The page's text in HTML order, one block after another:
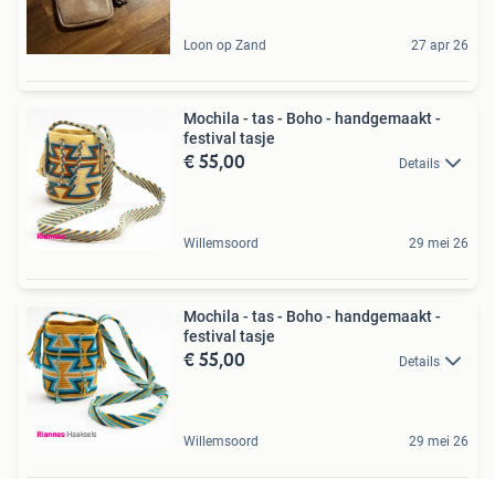
Loon op Zand 27 apr 26
Mochila - tas - Boho - handgemaakt -
festival tasje
€ 55,00 Details
Willemsoord 29 mei 26
Mochila - tas - Boho - handgemaakt -
festival tasje
€ 55,00 Details
Willemsoord 29 mei 26